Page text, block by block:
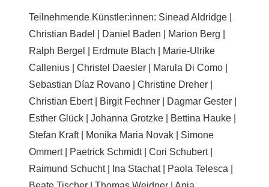
Teilnehmende Künstler:innen: Sinead Aldridge |
Christian Badel | Daniel Baden | Marion Berg |
Ralph Bergel | Erdmute Blach | Marie-Ulrike
Callenius | Christel Daesler | Marula Di Como |
Sebastian Díaz Rovano | Christine Dreher |
Christian Ebert | Birgit Fechner | Dagmar Gester |
Esther Glück | Johanna Grotzke | Bettina Hauke |
Stefan Kraft | Monika Maria Novak | Simone
Ommert | Paetrick Schmidt | Cori Schubert |
Raimund Schucht | Ina Stachat | Paola Telesca |